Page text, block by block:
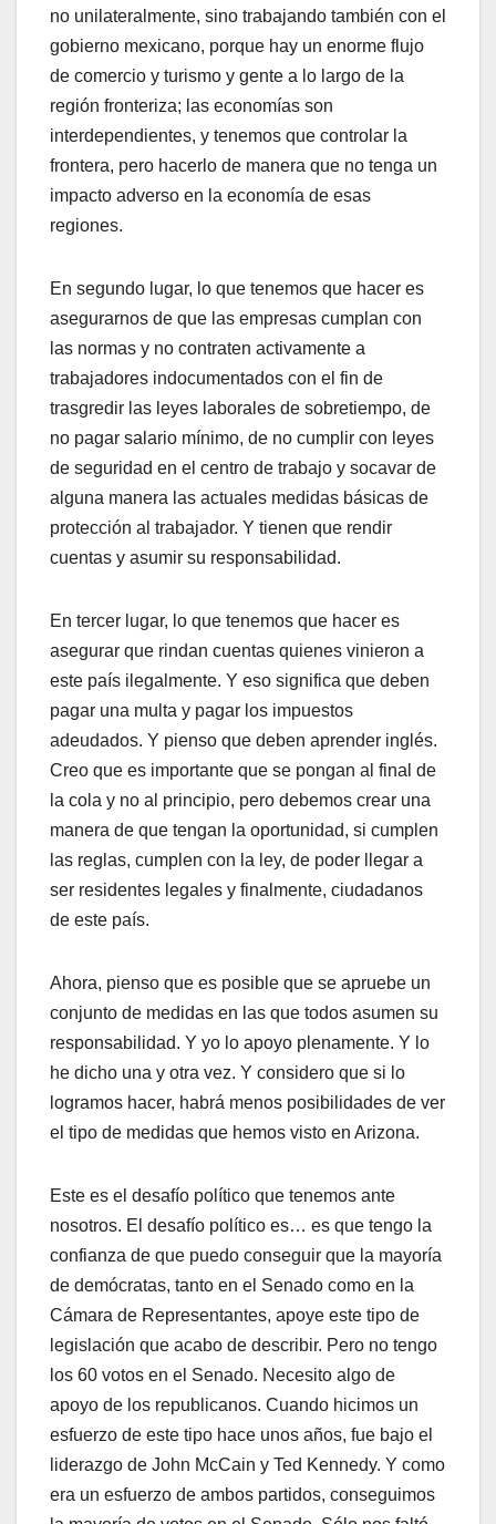
no unilateralmente, sino trabajando también con el
gobierno mexicano, porque hay un enorme flujo
de comercio y turismo y gente a lo largo de la
región fronteriza; las economías son
interdependientes, y tenemos que controlar la
frontera, pero hacerlo de manera que no tenga un
impacto adverso en la economía de esas
regiones.
En segundo lugar, lo que tenemos que hacer es
asegurarnos de que las empresas cumplan con
las normas y no contraten activamente a
trabajadores indocumentados con el fin de
trasgredir las leyes laborales de sobretiempo, de
no pagar salario mínimo, de no cumplir con leyes
de seguridad en el centro de trabajo y socavar de
alguna manera las actuales medidas básicas de
protección al trabajador. Y tienen que rendir
cuentas y asumir su responsabilidad.
En tercer lugar, lo que tenemos que hacer es
asegurar que rindan cuentas quienes vinieron a
este país ilegalmente. Y eso significa que deben
pagar una multa y pagar los impuestos
adeudados. Y pienso que deben aprender inglés.
Creo que es importante que se pongan al final de
la cola y no al principio, pero debemos crear una
manera de que tengan la oportunidad, si cumplen
las reglas, cumplen con la ley, de poder llegar a
ser residentes legales y finalmente, ciudadanos
de este país.
Ahora, pienso que es posible que se apruebe un
conjunto de medidas en las que todos asumen su
responsabilidad. Y yo lo apoyo plenamente. Y lo
he dicho una y otra vez. Y considero que si lo
logramos hacer, habrá menos posibilidades de ver
el tipo de medidas que hemos visto en Arizona.
Este es el desafío político que tenemos ante
nosotros. El desafío político es… es que tengo la
confianza de que puedo conseguir que la mayoría
de demócratas, tanto en el Senado como en la
Cámara de Representantes, apoye este tipo de
legislación que acabo de describir. Pero no tengo
los 60 votos en el Senado. Necesito algo de
apoyo de los republicanos. Cuando hicimos un
esfuerzo de este tipo hace unos años, fue bajo el
liderazgo de John McCain y Ted Kennedy. Y como
era un esfuerzo de ambos partidos, conseguimos